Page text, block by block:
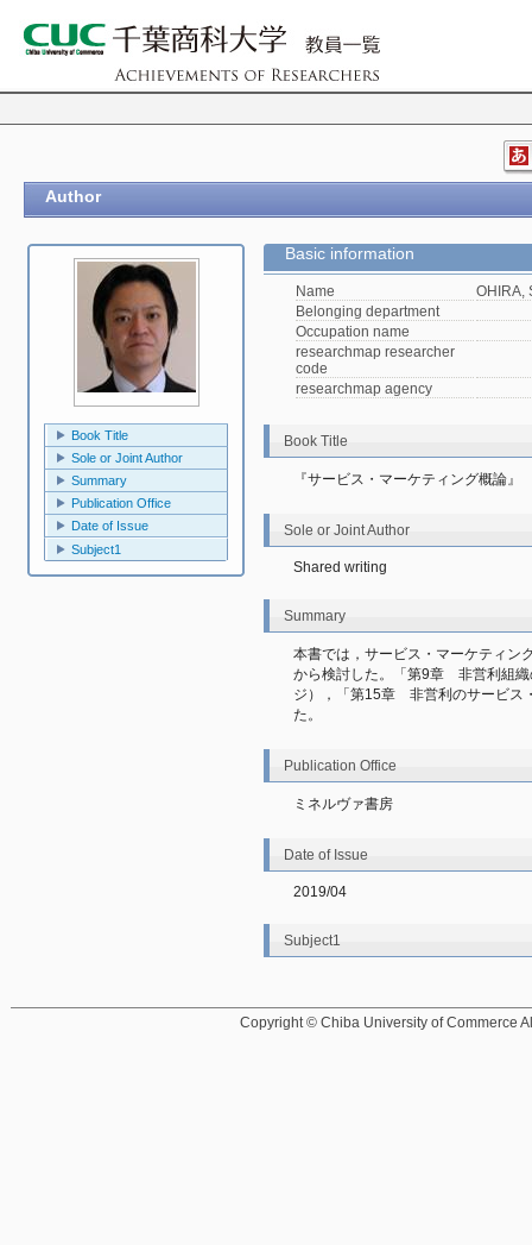
Author
Book Title
Sole or Joint Author
Summary
Publication Office
Date of Issue
Subject1
Basic information
Name
OHIRA,
Belonging department
Occupation name
researchmap researcher
code
researchmap agency
Book Title
『サービス・マーケティング概論』
Sole or Joint Author
Shared writing
Summary
本書では，サービス・マーケティン
から検討した。「第9章　非営利組
ジ），「第15章　非営利のサービ
た。
Publication Office
ミネルヴァ書房
Date of Issue
2019/04
Subject1